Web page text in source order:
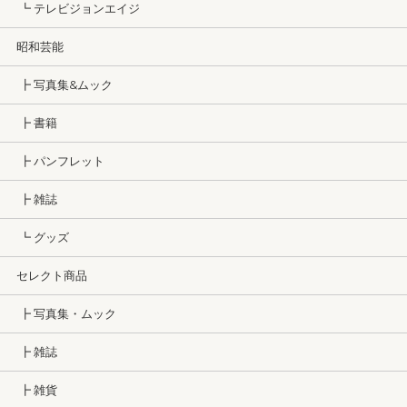
┗ テレビジョンエイジ
昭和芸能
┣ 写真集&ムック
┣ 書籍
┣ パンフレット
┣ 雑誌
┗ グッズ
セレクト商品
┣ 写真集・ムック
┣ 雑誌
┣ 雑貨